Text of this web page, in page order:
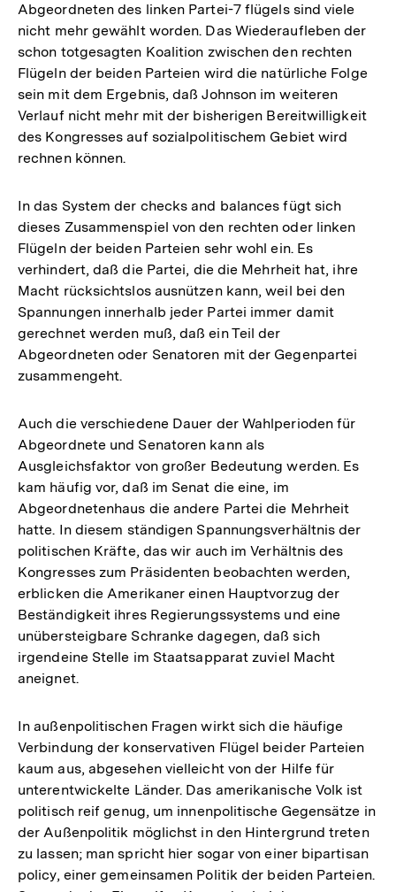
Abgeordneten des linken Partei-7 flügels sind viele
nicht mehr gewählt worden. Das Wiederaufleben der
schon totgesagten Koalition zwischen den rechten
Flügeln der beiden Parteien wird die natürliche Folge
sein mit dem Ergebnis, daß Johnson im weiteren
Verlauf nicht mehr mit der bisherigen Bereitwilligkeit
des Kongresses auf sozialpolitischem Gebiet wird
rechnen können.
In das System der checks and balances fügt sich
dieses Zusammenspiel von den rechten oder linken
Flügeln der beiden Parteien sehr wohl ein. Es
verhindert, daß die Partei, die die Mehrheit hat, ihre
Macht rücksichtslos ausnützen kann, weil bei den
Spannungen innerhalb jeder Partei immer damit
gerechnet werden muß, daß ein Teil der
Abgeordneten oder Senatoren mit der Gegenpartei
zusammengeht.
Auch die verschiedene Dauer der Wahlperioden für
Abgeordnete und Senatoren kann als
Ausgleichsfaktor von großer Bedeutung werden. Es
kam häufig vor, daß im Senat die eine, im
Abgeordnetenhaus die andere Partei die Mehrheit
hatte. In diesem ständigen Spannungsverhältnis der
politischen Kräfte, das wir auch im Verhältnis des
Kongresses zum Präsidenten beobachten werden,
erblicken die Amerikaner einen Hauptvorzug der
Beständigkeit ihres Regierungssystems und eine
unübersteigbare Schranke dagegen, daß sich
irgendeine Stelle im Staatsapparat zuviel Macht
aneignet.
In außenpolitischen Fragen wirkt sich die häufige
Verbindung der konservativen Flügel beider Parteien
kaum aus, abgesehen vielleicht von der Hilfe für
unterentwickelte Länder. Das amerikanische Volk ist
politisch reif genug, um innenpolitische Gegensätze in
der Außenpolitik möglichst in den Hintergrund treten
zu lassen; man spricht hier sogar von einer bipartisan
policy, einer gemeinsamen Politik der beiden Parteien.
Zum